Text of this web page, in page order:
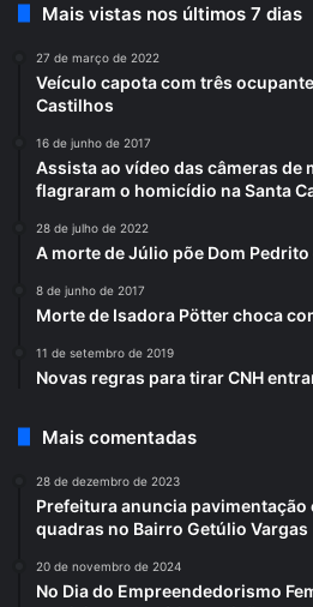
Mais vistas nos últimos 7 dias
27 de março de 2022
Veículo capota com três
Castilhos
16 de junho de 2017
Assista ao vídeo das câmeras de
flagraram o homicídio na Santa
28 de julho de 2022
A morte de Júlio põe Dom Pedrito
8 de junho de 2017
Morte de Isadora Pötter choca
11 de setembro de 2019
Novas regras para tirar CNH
Mais comentadas
28 de dezembro de 2023
Prefeitura anuncia pavimentação
quadras no Bairro Getúlio Vargas
20 de novembro de 2024
No Dia do Empreendedorismo